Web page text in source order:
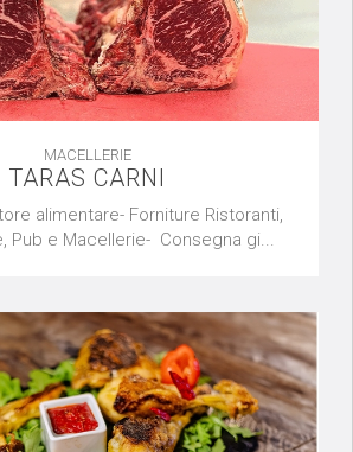
MACELLERIE
TARAS CARNI
alimentare- Forniture Ristoranti,
Pub e Macellerie- Consegna gi...